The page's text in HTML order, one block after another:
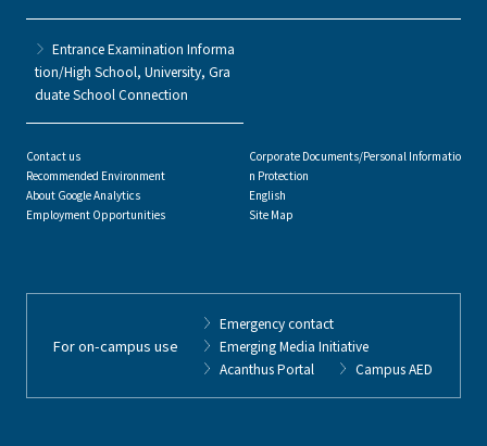
Entrance Examination Informa
tion/High School, University, Gra
duate School Connection
Contact us
Recommended Environment
About Google Analytics
Employment Opportunities
Corporate Documents/Personal Informatio
n Protection
English
Site Map
For on-campus use
Emergency contact
Emerging Media Initiative
Acanthus Portal
Campus AED